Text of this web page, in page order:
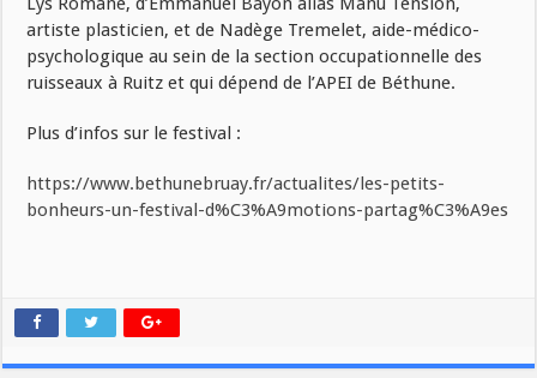
artiste plasticien, et de Nadège Tremelet, aide-médico-
psychologique au sein de la section occupationnelle des
ruisseaux à Ruitz et qui dépend de l’APEI de Béthune.
Plus d’infos sur le festival :
https://www.bethunebruay.fr/actualites/les-petits-
bonheurs-un-festival-d%C3%A9motions-partag%C3%A9es